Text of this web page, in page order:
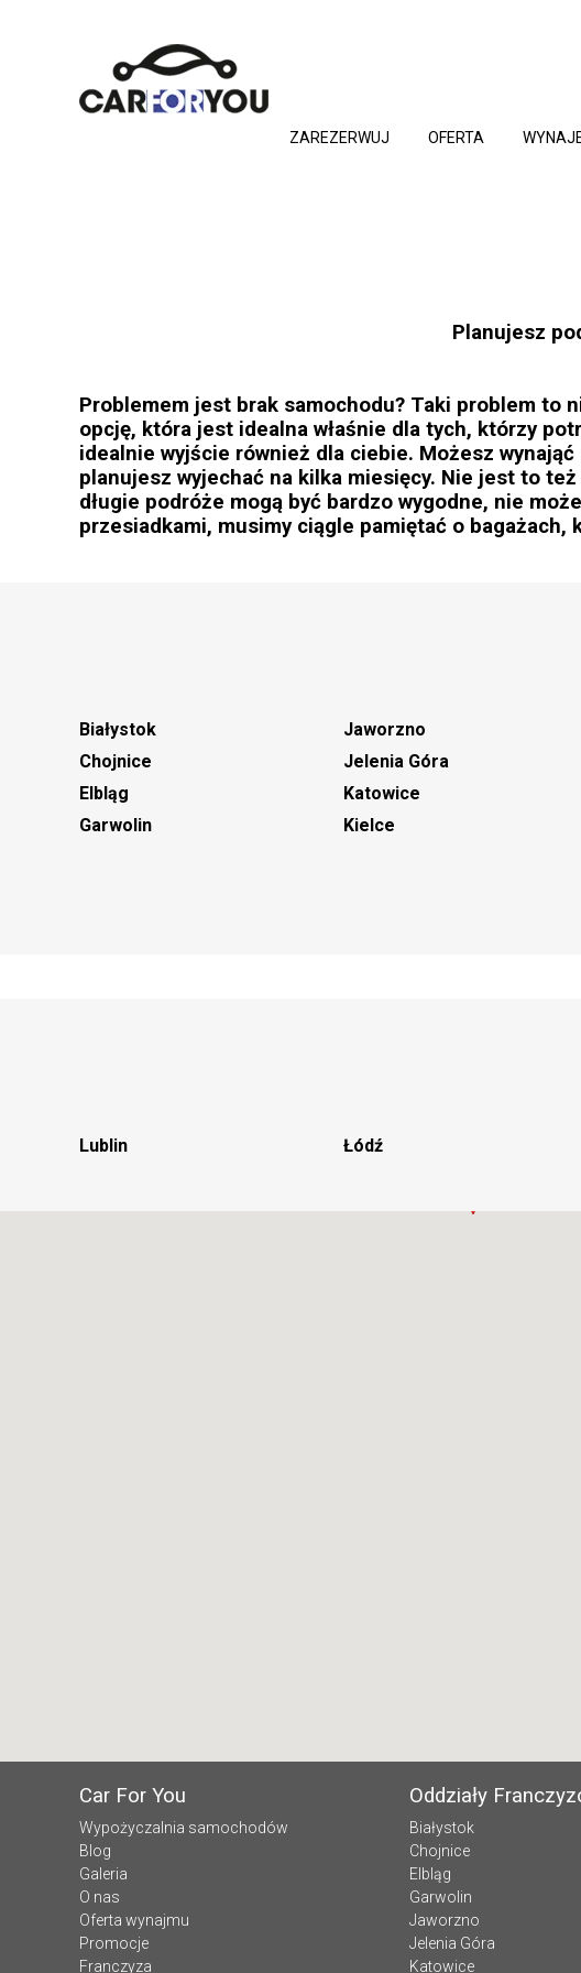
ZAREZERWUJ OFERTA
Planujesz
Problemem jest brak samochodu? Taki problem to
opcję, która jest idealna właśnie dla tych, którzy
idealnie wyjście również dla ciebie. Możesz
planujesz wyjechać na kilka miesięcy. Nie jest to
długie podróże mogą być bardzo wygodne, nie
przesiadkami, musimy ciągle pamiętać o bagażach,
Białystok
Chojnice
Elbląg
Garwolin
Jaworzno
Jelenia Góra
Katowice
Kielce
Lublin Łódź
Car For You
Wypożyczalnia samochodów
Blog
Galeria
O nas
Oferta wynajmu
Promocje
Franczyza
Oddziały
Białystok
Chojnice
Elbląg
Garwolin
Jaworzno
Jelenia Góra
Katowice